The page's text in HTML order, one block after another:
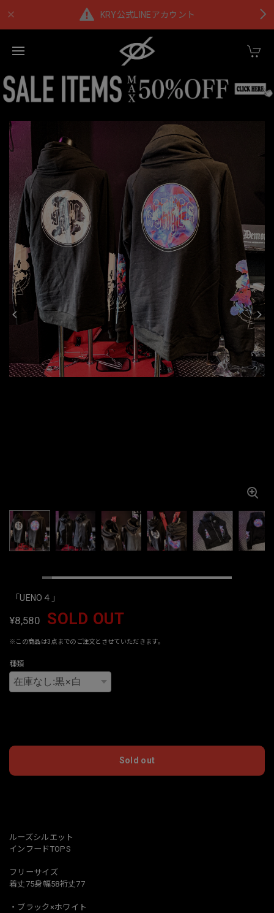
KRY公式LINEアカウント
「UENO４」
¥8,580 SOLD OUT
※この商品は3点までのご注文とさせていただきます。
種類
Sold out
ルーズシルエット
インフードTOPS
フリーサイズ
着丈75身幅58裄丈77
・ブラック×ホワイト